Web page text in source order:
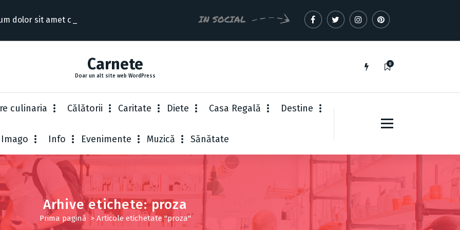
dolor sit amet consect IN SOCIAL
Carnete
Doar un alt site web WordPress
0
culinaria Cǎlǎtorii Caritate Diete Casa Regală Destine
Imago Info Evenimente Muzică Sănătate
Arhive etichete: proza
Prima pagină > Articole etichetate "proza"